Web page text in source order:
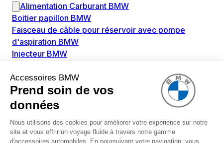
Alimentation Carburant BMW
Boitier papillon BMW
Faisceau de câble pour réservoir avec pompe
d'aspiration BMW
Injecteur BMW
Pompe diesel BMW
Allumage / Préchauffage BMW
Bobines d'allumage BMW
Bougie de préchauffage BMW
Amortissement BMW